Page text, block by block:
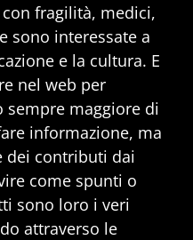
fragilità, medici,
sono interessate a
e la cultura. E
nel web per
sempre maggiore di
informazione, ma
dei contributi dai
come spunti o
sono loro i veri
attraverso le